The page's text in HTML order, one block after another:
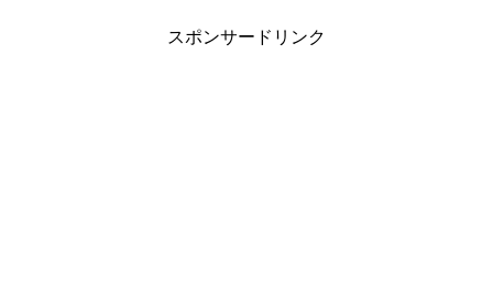
スポンサードリンク